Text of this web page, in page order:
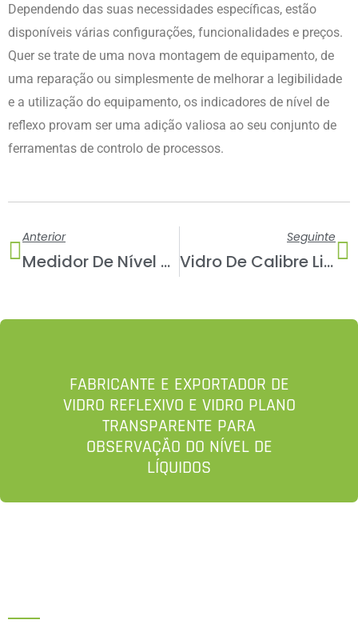
Dependendo das suas necessidades específicas, estão
disponíveis várias configurações, funcionalidades e preços.
Quer se trate de uma nova montagem de equipamento, de
uma reparação ou simplesmente de melhorar a legibilidade
e a utilização do equipamento, os indicadores de nível de
reflexo provam ser uma adição valiosa ao seu conjunto de
ferramentas de controlo de processos.
Anterior
Medidor De Nível Transparente
Seguinte
Vidro De Calibre Liso Verde
FABRICANTE E EXPORTADOR DE
VIDRO REFLEXIVO E VIDRO PLANO
TRANSPARENTE PARA
OBSERVAÇÃO DO NÍVEL DE
LÍQUIDOS